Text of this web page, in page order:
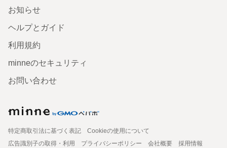
お知らせ
ヘルプとガイド
利用規約
minneのセキュリティ
お問い合わせ
特定商取引法に基づく表記
Cookieの使用について
広告識別子の取得・利用
プライバシーポリシー 会社概要
採用情報